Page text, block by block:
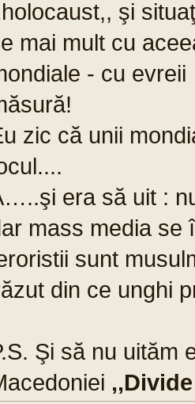
şi
mai mult cu
- cu
zic că unii
era să uit :
mass media se
sunt
din ce unghi
Şi să nu uităm